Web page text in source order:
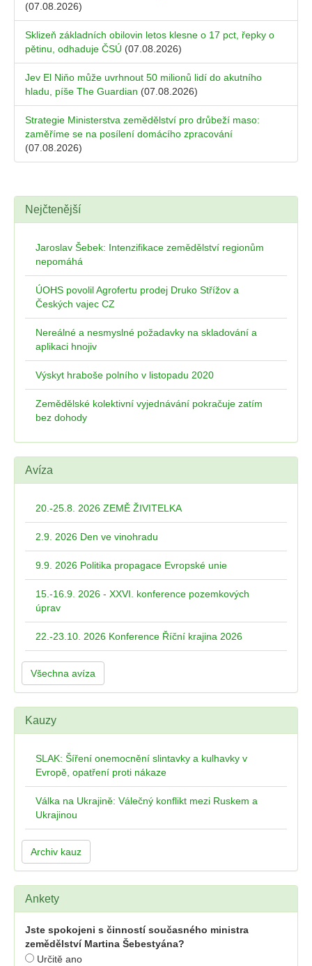
(07.08.2026)
Sklizeň základních obilovin letos klesne o 17 pct, řepky o
pětinu, odhaduje ČSÚ (07.08.2026)
Jev El Niňo může uvrhnout 50 milionů lidí do akutního
hladu, píše The Guardian (07.08.2026)
Strategie Ministerstva zemědělství pro drůbeží maso:
zaměříme se na posílení domácího zpracování
(07.08.2026)
Nejčtenější
Jaroslav Šebek: Intenzifikace zemědělství regionům
nepomáhá
ÚOHS povolil Agrofertu prodej Druko Střížov a
Českých vajec CZ
Nereálné a nesmyslné požadavky na skladování a
aplikaci hnojiv
Výskyt hraboše polního v listopadu 2020
Zemědělské kolektivní vyjednávání pokračuje zatím
bez dohody
Avíza
20.-25.8. 2026 ZEMĚ ŽIVITELKA
2.9. 2026 Den ve vinohradu
9.9. 2026 Politika propagace Evropské unie
15.-16.9. 2026 - XXVI. konference pozemkových
úprav
22.-23.10. 2026 Konference Říční krajina 2026
Všechna avíza
Kauzy
SLAK: Šíření onemocnění slintavky a kulhavky v
Evropě, opatření proti nákaze
Válka na Ukrajině: Válečný konflikt mezi Ruskem a
Ukrajinou
Archiv kauz
Ankety
Jste spokojeni s činností současného ministra
zemědělství Martina Šebestyána?
Určitě ano